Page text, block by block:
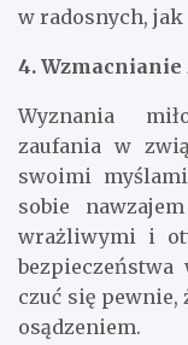
w radosnych,
4. Wzmacnianie
Wyznania
zaufania w
swoimi
sobie
wrażliwymi i
czuć się pewnie,
osądzeniem.